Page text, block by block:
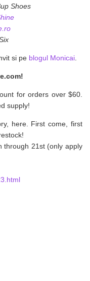
Shoes
si pe blogul Monicai
for orders over $60.
supply!
here. First come, first
through 21st (only apply